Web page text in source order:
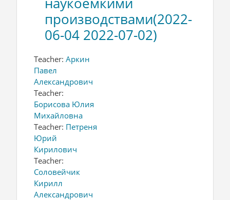
производствами(2022-
06-04 2022-07-02)
Teacher: Аркин
Павел
Александрович
Teacher:
Борисова Юлия
Михайловна
Teacher: Петреня
Юрий
Кирилович
Teacher:
Соловейчик
Кирилл
Александрович